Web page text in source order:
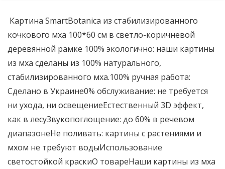
Картина SmartBotanica из стабилизированного
кочкового мха 100*60 см в светло-коричневой
деревянной рамке 100% экологично: наши картины
из мха сделаны из 100% натурального,
стабилизированного мха.100% ручная работа:
Сделано в Украине0% обслуживание: не требуется
ни ухода, ни освещениеЕстественный 3D эффект,
как в лесуЗвукопоглощение: до 60% в речевом
диапазонеНе поливать: картины с растениями и
мхом не требуют водыИспользование
светостойкой краскиО товареНаши картины из мха